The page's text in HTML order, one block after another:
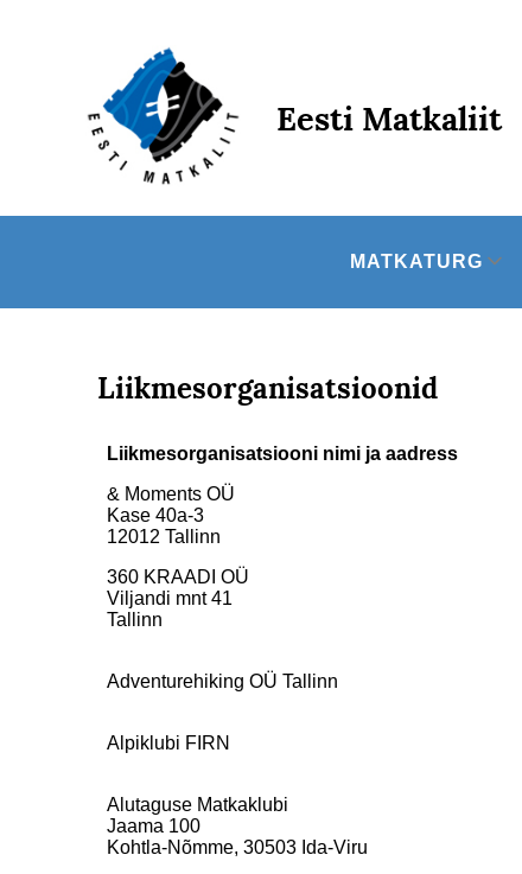
Eesti Matkaliit
MATKATURG
Liikmesorganisatsioonid
Liikmesorganisatsiooni nimi ja aadress
& Moments OÜ
Kase 40a-3
12012 Tallinn
360 KRAADI OÜ
Viljandi mnt 41
Tallinn
Adventurehiking OÜ Tallinn
Alpiklubi FIRN
Alutaguse Matkaklubi
Jaama 100
Kohtla-Nõmme, 30503 Ida-Viru